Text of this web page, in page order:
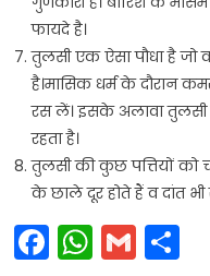
फायदे है।
तुलसी एक ऐसा पौधा है
है।मासिक धर्म के दौरान
रस लें। इसके अलावा तुलसी
रहता है।
तुलसी की कुछ पत्तियों को
के छाले दूर होते हैं व दांत भी
Facebook